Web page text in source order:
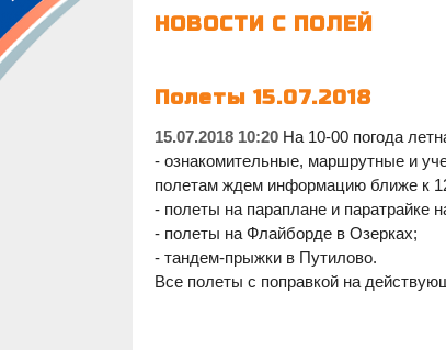
НОВОСТИ С ПОЛЕЙ
Полеты 15.07.2018
15.07.2018 10:20На 10-00 погода
- ознакомительные, маршрутные и
полетам ждем информацию ближе к
- полеты на параплане и паратрайке
- полеты на Флайборде в Озерках;
- тандем-прыжки в Путилово.
Все полеты с поправкой на